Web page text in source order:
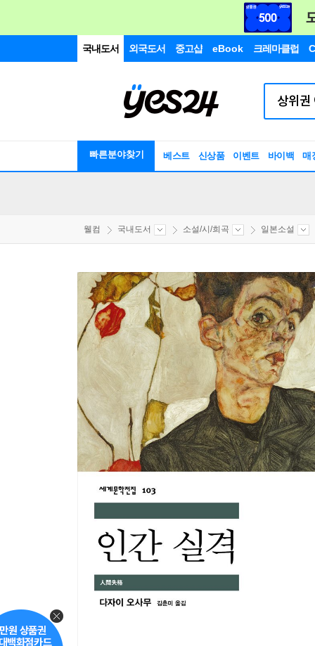
국내도서 외국도서 중고샵 eBook 크레마클럽
빠른분야찾기 베스트 신상품 이벤트 바이백 매
웰컴 국내도서 소설/시/희곡 일본소설